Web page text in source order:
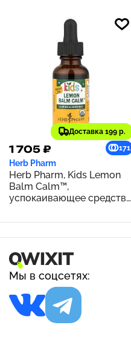
Доставка 199 р.
1 705 ₽ 171
Herb Pharm
Herb Pharm, Kids Lemon
Balm Calm™,
успокаивающее средство
мг, 30 мл (1 жидк. унция)
Мы в соцсетях: